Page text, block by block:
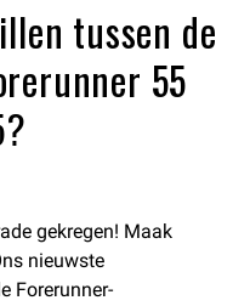
tussen de
55
gekregen! Maak
nieuwste
Forerunner-